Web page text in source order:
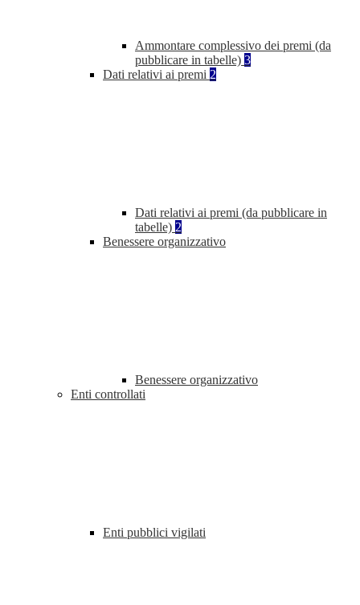
Ammontare complessivo dei premi (da
pubblicare in tabelle) 3
Dati relativi ai premi 2
Dati relativi ai premi (da pubblicare in
tabelle) 2
Benessere organizzativo
Benessere organizzativo
Enti controllati
Enti pubblici vigilati